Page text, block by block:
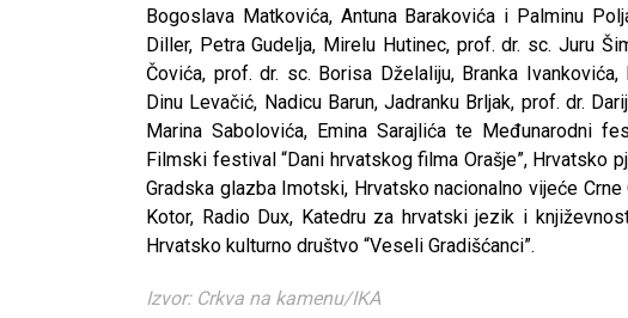
Bogoslava Matkovića, Antuna Barakovića i Palminu
Diller, Petra Gudelja, Mirelu Hutinec, prof. dr. sc. Juru
Čovića, prof. dr. sc. Borisa Dželaliju, Branka
Dinu Levačić, Nadicu Barun, Jadranku Brljak, prof. dr.
Marina Sabolovića, Emina Sarajlića te Međunarodni
Filmski festival “Dani hrvatskog filma Orašje”, Hrvatsko
Gradska glazba Imotski, Hrvatsko nacionalno vijeće
Kotor, Radio Dux, Katedru za hrvatski jezik i
Hrvatsko kulturno društvo “Veseli Gradišćanci”.
Izvor: Crkva na kamenu/IKA